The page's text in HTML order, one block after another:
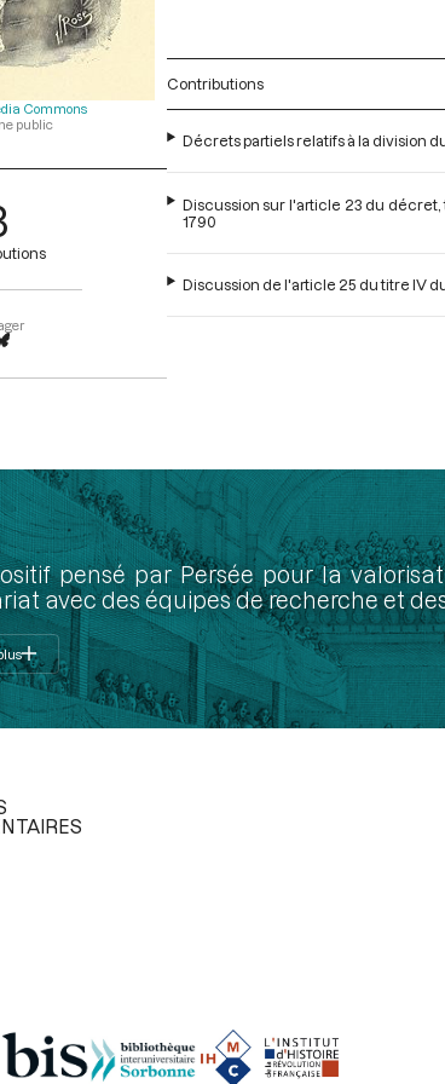
Commons
public
Contributions
Décrets partiels relatifs à la division
Discussion sur l'article 23 du décret,
1790
Discussion de l'article 25 du titre IV
pensé par Persée pour la
avec des équipes de recherche et